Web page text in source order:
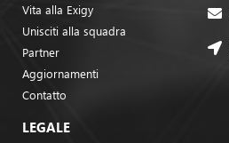
Vita alla Exigy
Unisciti alla squadra
Partner
Aggiornamenti
Contatto
LEGALE